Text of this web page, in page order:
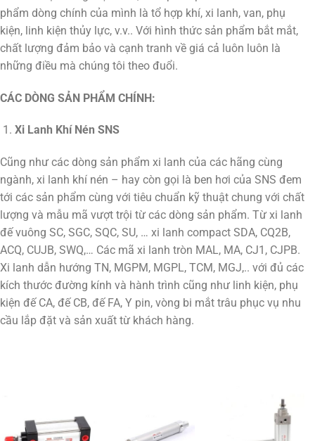
phẩm dòng chính của mình là tổ hợp khí, xi lanh, van, phụ
kiện, linh kiện thủy lực, v.v.. Với hình thức sản phẩm bắt mắt,
chất lượng đảm bảo và cạnh tranh về giá cả luôn luôn là
những điều mà chúng tôi theo đuổi.
CÁC DÒNG SẢN PHẨM CHÍNH:
Xi Lanh Khí Nén SNS
Cũng như các dòng sản phẩm xi lanh của các hãng cùng
ngành, xi lanh khí nén – hay còn gọi là ben hơi của SNS đem
tới các sản phẩm cùng với tiêu chuẩn kỹ thuật chung với chất
lượng và mẫu mã vượt trội từ các dòng sản phẩm. Từ xi lanh
đế vuông SC, SGC, SQC, SU, … xi lanh compact SDA, CQ2B,
ACQ, CUJB, SWQ,… Các mã xi lanh tròn MAL, MA, CJ1, CJPB.
Xi lanh dẫn hướng TN, MGPM, MGPL, TCM, MGJ,.. với đủ các
kích thước đường kính và hành trình cũng như linh kiện, phụ
kiện đế CA, đế CB, đế FA, Y pin, vòng bi mắt trâu phục vụ nhu
cầu lắp đặt và sản xuất từ khách hàng.